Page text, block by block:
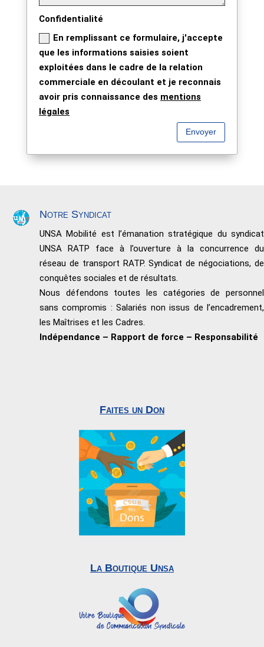
Confidentialité
En remplissant ce formulaire, j'accepte
que les informations saisies soient
exploitées dans le cadre de la relation
commerciale en découlant et je reconnais
avoir pris connaissance des mentions
légales
Envoyer
Notre Syndicat
UNSA Mobilité est l’émanation stratégique du syndicat
UNSA RATP face à l’ouverture à la concurrence du
réseau de transport RATP. Syndicat de négociations, de
conquêtes sociales et de résultats.
Nous défendons toutes les catégories de personnel
sans compromis : Salariés non issus de l’encadrement,
les Maîtrises et les Cadres.
Indépendance – Rapport de force – Responsabilité
Faites un Don
La Boutique Unsa